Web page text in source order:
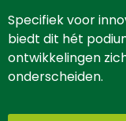
Specifiek voor
biedt dit hét
ontwikkelingen
onderscheiden.